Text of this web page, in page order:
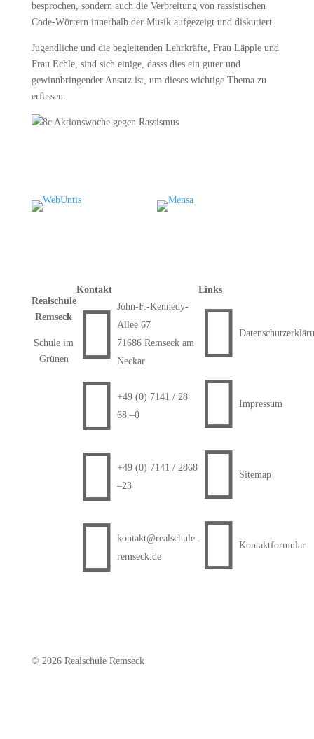
besprochen, sondern auch die Verbreitung von rassistischen
Code-Wörtern innerhalb der Musik aufgezeigt und diskutiert.
Jugendliche und die begleitenden Lehrkräfte, Frau Läpple und
Frau Echle, sind sich einige, dasss dies ein guter und
gewinnbringender Ansatz ist, um dieses wichtige Thema zu
erfassen.
Realschule
Remseck
Schule im
Grünen
Kontakt
 John-F.-Kennedy-
Allee 67
71686 Remseck am
Neckar
 +49 (0) 7141 / 28
68 –0
 +49 (0) 7141 / 2868
–23
 kontakt@realschule-
remseck.de
Links

 Impressum
 Sitemap
 Kontaktformular
© 2026 Realschule Remseck